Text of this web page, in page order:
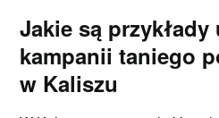
Jakie są przykłady
kampanii taniego
w Kaliszu